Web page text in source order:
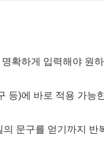
확하게 입력해야 원
등)에 바로 적용 가능
문구를 얻기까지 반